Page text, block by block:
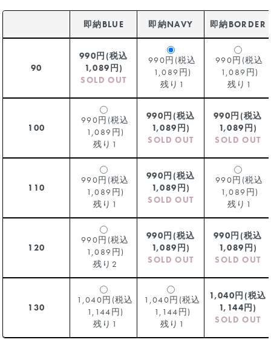
即納BLUE 即納NAVY 即納BORDER
90
990円(税込
1,089円)
SOLD OUT
990円(税込
1,089円)
残り1
990円(税込
1,089円)
残り1
100
990円(税込
1,089円)
残り1
990円(税込
1,089円)
SOLD OUT
990円(税込
1,089円)
SOLD OUT
110
990円(税込
1,089円)
残り1
990円(税込
1,089円)
SOLD OUT
990円(税込
1,089円)
残り1
120
990円(税込
1,089円)
残り2
990円(税込
1,089円)
SOLD OUT
990円(税込
1,089円)
SOLD OUT
130
1,040円(税込
1,144円)
残り1
1,040円(税込
1,144円)
残り1
1,040円(税込
1,144円)
SOLD OUT